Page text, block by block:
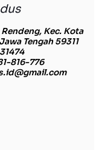
Kec. Kota
Tengah 59311
816-776